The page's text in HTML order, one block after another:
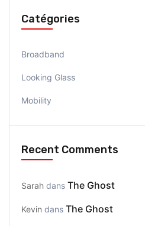
Catégories
Broadband
Looking Glass
Mobility
Recent Comments
Sarah dans The Ghost
Kevin dans The Ghost